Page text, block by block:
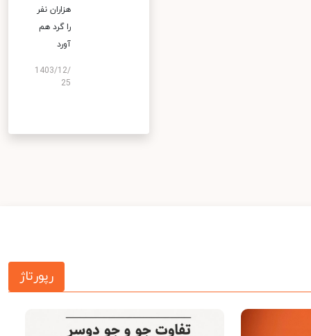
هزاران نفر
را گرد هم
آورد
1403/12/
25
رپورتاژ